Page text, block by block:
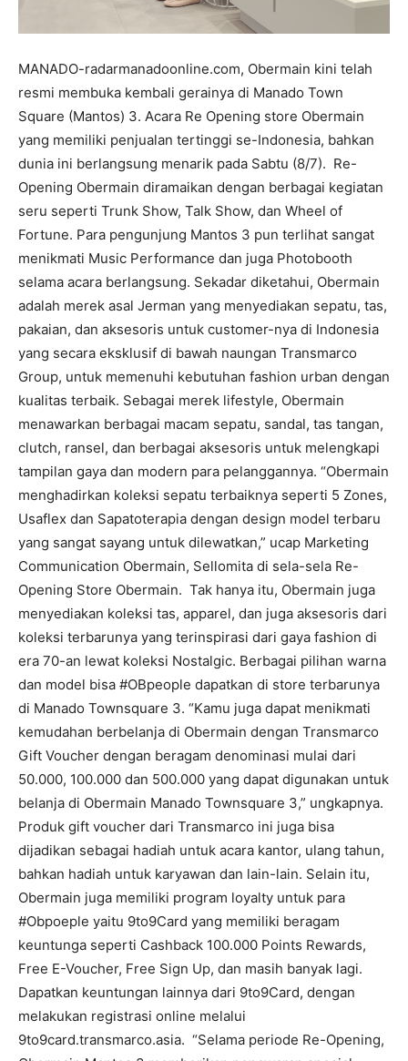
MANADO-radarmanadoonline.com, Obermain kini telah
resmi membuka kembali gerainya di Manado Town
Square (Mantos) 3. Acara Re Opening store Obermain
yang memiliki penjualan tertinggi se-Indonesia, bahkan
dunia ini berlangsung menarik pada Sabtu (8/7). Re-
Opening Obermain diramaikan dengan berbagai kegiatan
seru seperti Trunk Show, Talk Show, dan Wheel of
Fortune. Para pengunjung Mantos 3 pun terlihat sangat
menikmati Music Performance dan juga Photobooth
selama acara berlangsung. Sekadar diketahui, Obermain
adalah merek asal Jerman yang menyediakan sepatu, tas,
pakaian, dan aksesoris untuk customer-nya di Indonesia
yang secara eksklusif di bawah naungan Transmarco
Group, untuk memenuhi kebutuhan fashion urban dengan
kualitas terbaik. Sebagai merek lifestyle, Obermain
menawarkan berbagai macam sepatu, sandal, tas tangan,
clutch, ransel, dan berbagai aksesoris untuk melengkapi
tampilan gaya dan modern para pelanggannya. “Obermain
menghadirkan koleksi sepatu terbaiknya seperti 5 Zones,
Usaflex dan Sapatoterapia dengan design model terbaru
yang sangat sayang untuk dilewatkan,” ucap Marketing
Communication Obermain, Sellomita di sela-sela Re-
Opening Store Obermain. Tak hanya itu, Obermain juga
menyediakan koleksi tas, apparel, dan juga aksesoris dari
koleksi terbarunya yang terinspirasi dari gaya fashion di
era 70-an lewat koleksi Nostalgic. Berbagai pilihan warna
dan model bisa #OBpeople dapatkan di store terbarunya
di Manado Townsquare 3. “Kamu juga dapat menikmati
kemudahan berbelanja di Obermain dengan Transmarco
Gift Voucher dengan beragam denominasi mulai dari
50.000, 100.000 dan 500.000 yang dapat digunakan untuk
belanja di Obermain Manado Townsquare 3,” ungkapnya.
Produk gift voucher dari Transmarco ini juga bisa
dijadikan sebagai hadiah untuk acara kantor, ulang tahun,
bahkan hadiah untuk karyawan dan lain-lain. Selain itu,
Obermain juga memiliki program loyalty untuk para
#Obpoeple yaitu 9to9Card yang memiliki beragam
keuntunga seperti Cashback 100.000 Points Rewards,
Free E-Voucher, Free Sign Up, dan masih banyak lagi.
Dapatkan keuntungan lainnya dari 9to9Card, dengan
melakukan registrasi online melalui
9to9card.transmarco.asia. “Selama periode Re-Opening,